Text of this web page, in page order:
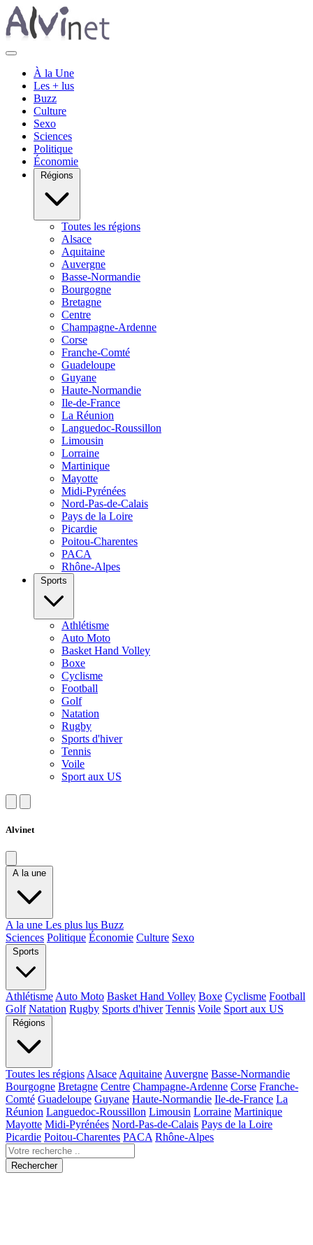
À la Une
Les + lus
Buzz
Culture
Sexo
Sciences
Politique
Économie
Régions
Toutes les régions
Alsace
Aquitaine
Auvergne
Basse-Normandie
Bourgogne
Bretagne
Centre
Champagne-Ardenne
Corse
Franche-Comté
Guadeloupe
Guyane
Haute-Normandie
Ile-de-France
La Réunion
Languedoc-Roussillon
Limousin
Lorraine
Martinique
Mayotte
Midi-Pyrénées
Nord-Pas-de-Calais
Pays de la Loire
Picardie
Poitou-Charentes
PACA
Rhône-Alpes
Sports
Athlétisme
Auto Moto
Basket Hand Volley
Boxe
Cyclisme
Football
Golf
Natation
Rugby
Sports d'hiver
Tennis
Voile
Sport aux US
Alvinet
A la une
A la une Les plus lus Buzz
Sciences Politique Économie Culture Sexo
Sports
Athlétisme Auto Moto Basket Hand Volley Boxe Cyclisme Football
Golf Natation Rugby Sports d'hiver Tennis Voile Sport aux US
Régions
Toutes les régions Alsace Aquitaine Auvergne Basse-Normandie
Bourgogne Bretagne Centre Champagne-Ardenne Corse Franche-
Comté Guadeloupe Guyane Haute-Normandie Ile-de-France La
Réunion Languedoc-Roussillon Limousin Lorraine Martinique
Mayotte Midi-Pyrénées Nord-Pas-de-Calais Pays de la Loire
Picardie Poitou-Charentes PACA Rhône-Alpes
Rechercher